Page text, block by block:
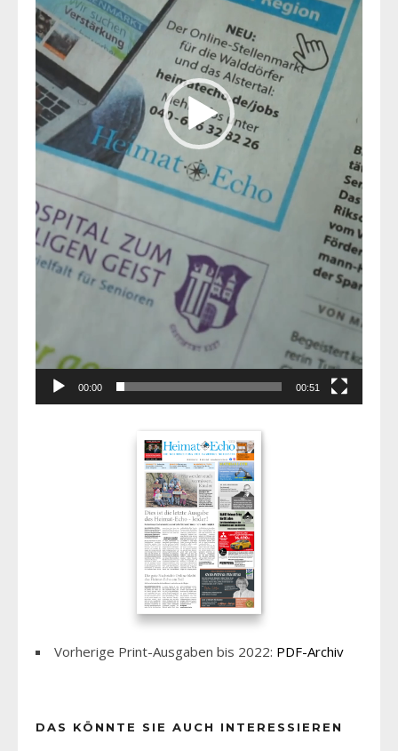
00:00 00:51
Vorherige Print-Ausgaben bis 2022: PDF-Archiv
DAS KÖNNTE SIE AUCH INTERESSIEREN